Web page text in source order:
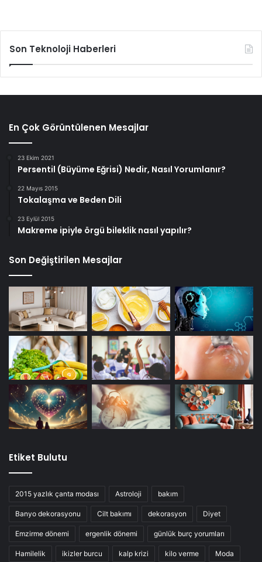
Son Teknoloji Haberleri
En Çok Görüntülenen Mesajlar
23 Ekim 2021
Persentil (Büyüme Eğrisi) Nedir, Nasıl Yorumlanır?
22 Mayıs 2015
Tokalaşma ve Beden Dili
23 Eylül 2015
Makreme ipiyle örgü bileklik nasıl yapılır?
Son Değiştirilen Mesajlar
Etiket Bulutu
2015 yazlık çanta modası Astroloji bakım
Banyo dekorasyonu Cilt bakımı dekorasyon Diyet
Emzirme dönemi ergenlik dönemi günlük burç yorumları
Hamilelik ikizler burcu kalp krizi kilo verme Moda